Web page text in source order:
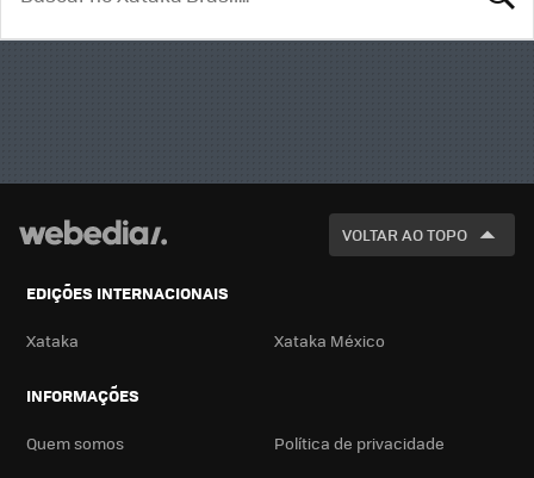
VOLTAR AO TOPO
EDIÇÕES INTERNACIONAIS
Xataka Xataka México
INFORMAÇÕES
Quem somos
Política de privacidade